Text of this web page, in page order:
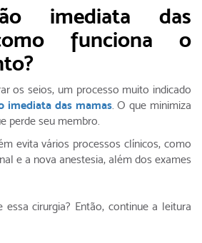
imediata das
funciona o
os seios, um processo muito indicado
imediata das mamas. O que minimiza
perde seu membro.
evita vários processos clínicos, como
e a nova anestesia, além dos exames
essa cirurgia? Então, continue a leitura